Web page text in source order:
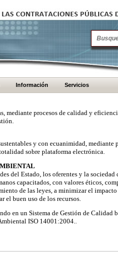
Información Servicios
mediante procesos de calidad y
y con ecuanimidad, mediante
sobre plataforma electrónica.
del Estado, los oferentes y la sociedad
capacitados, con valores éticos,
de las leyes, a minimizar el impacto
el buen uso de los recursos.
en un Sistema de Gestión de Calidad
ISO 14001:2004..